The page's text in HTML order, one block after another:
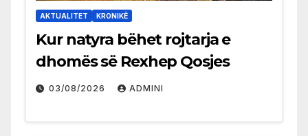
AKTUALITET KRONIKË
Kur natyra bëhet rojtarja e
dhomës së Rexhep Qosjes
03/08/2026 ADMINI